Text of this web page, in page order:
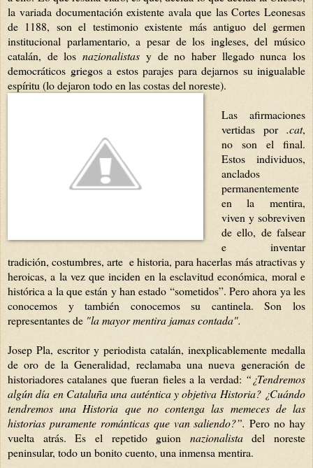
la variada documentación existente avala que las Cortes Leonesas
de 1188, son el testimonio existente más antiguo del germen
institucional parlamentario, a pesar de los ingleses, del músico
catalán, de losnazionalistas y de no haber llegado nunca los
democráticos griegos a estos parajes para dejarnos su inigualable
espíritu (lo dejaron todo en las costas del noreste).
Las afirmaciones
vertidas por .cat,
no son el final.
Estos individuos,
anclados
permanentemente
en la mentira,
viven y sobreviven
de ello, de falsear
e inventar
tradición, costumbres, arte e historia, para hacerlas más atractivas y
heroicas, a la vez que inciden en la esclavitud económica, moral e
histórica a la que están y han estado “sometidos”. Pero ahora ya les
conocemos y también conocemos su cantinela. Son los
representantes de "la mayor mentira jamas contada".
Josep Pla, escritor y periodista catalán, inexplicablemente medalla
de oro de la Generalidad, reclamaba una nueva generación de
historiadores catalanes que fueran fieles a la verdad: “¿Tendremos
algún día en Cataluña una auténtica y objetiva Historia? ¿Cuándo
tendremos una Historia que no contenga las memeces de las
historias puramente románticas que van saliendo?”. Pero no hay
vuelta atrás. Es el repetido guion nazionalistadel noreste
peninsular, todo un bonito cuento, una inmensa mentira.